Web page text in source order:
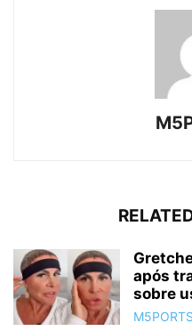
após
sobre
M5PORTS